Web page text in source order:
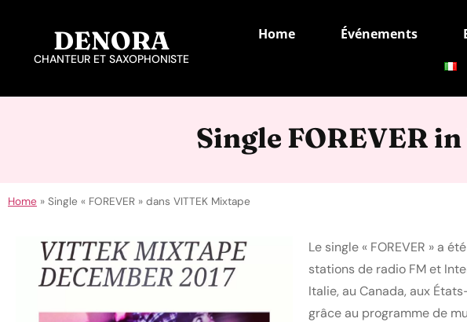
DENORA
CHANTEUR ET SAXOPHONISTE
Home Événements
Single FOREVER
Home » Single « FOREVER » dans VITTEK Mixtape
Le single « FOREVER » a
stations de radio FM et
Italie, au Canada, aux
grâce au programme de